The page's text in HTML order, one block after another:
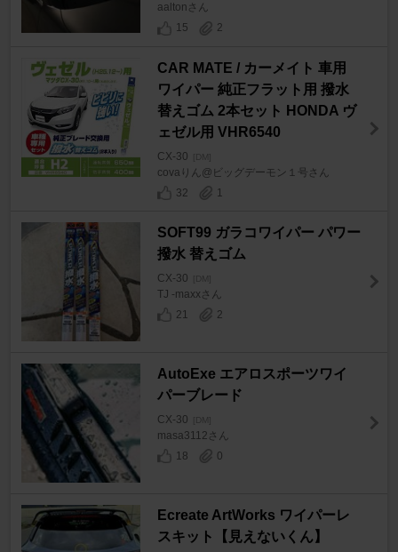
aaltonさん
15
2
CAR MATE / カーメイト 車用
ワイパー 純正フラット用 撥水
替えゴム 2本セット HONDA ヴ
ェゼル用 VHR6540
CX-30 [DM]
covaりん@ビッグデーモン１号さん
32
1
SOFT99 ガラコワイパー パワー
撥水 替えゴム
CX-30 [DM]
TJ -maxxさん
21
2
AutoExe エアロスポーツワイ
パーブレード
CX-30 [DM]
masa3112さん
18
0
Ecreate ArtWorks ワイパーレ
スキット【見えないくん】